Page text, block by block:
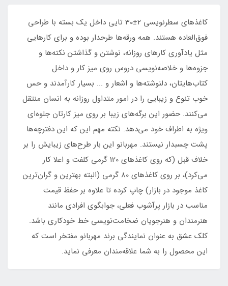
کاغذهای سطرنویسی 2±30 تایی داخل یک بسته با طراحی
فوق‌العاده هستند. همه ورقه‌ها طرحدار بوده و برای کارهایی
مثل یادآوری کارهای روزانه، نوشتن و گذاشتن نکته‌ها و
جزوه‌ها و خلاصه‌نویسی دروس روی میز کار و داخل
کتاب‌هایتان، دلنوشته‌ها و اشعار و ... بسیار کارآمدند و حس
خوب تنوع و زیبایی را در امور متداول روزانه به انسان منتقل
می‌کنند. حضور این برگه‌های زیبا بر روی میز کارتان جلوه‌ای
ویژه به اطراف خود می‌دهد. نکته مهم این که این دفترچه‌ها
پشت چسبدار نیستند. مهربانو این بار طرح‌های زیبایش را بر
خلاف قبل (که روی کاغذهای 120 گرمی کلفت و اعلا کار
می‌کرد)، بر روی کاغذهای 80 گرمی (البته بهترین و گران‌ترین
کاغذ موجود در بازار) چاپ کرده تا علاوه بر حفظ قیمت
مناسب در بازار پرآشوب فعلی، جوابگوی افرادی مانند
هنرمندان و هنرجویان ضخامت‌نویسی خط خودکاری باشد.
کلک عشق به عنوان نمایندگی برند مهربانو مفتخر است که
این محصول را به شما علاقه‌مندان معرفی نماید.